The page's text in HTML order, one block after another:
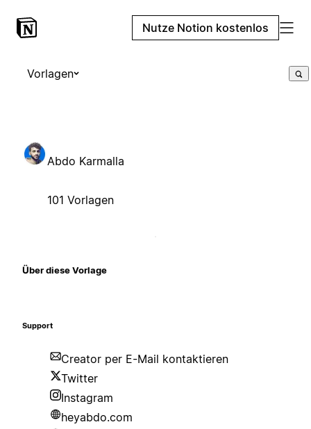
Nutze Notion kostenlos
Vorlagen
Abdo Karmalla
101 Vorlagen
Über diese Vorlage
Support
Creator per E-Mail kontaktieren
Twitter
Instagram
heyabdo.com